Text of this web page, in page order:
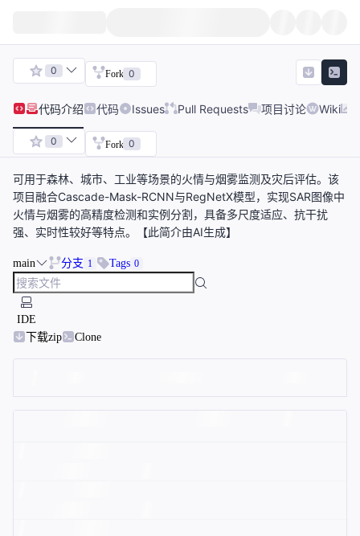
0 Fork 0
代码介绍 代码 Issues Pull Requests 项目讨论 Wiki
0 Fork 0
可用于森林、城市、工业等场景的火情与烟雾监测及灾后评估。该
项目融合Cascade-Mask-RCNN与RegNetX模型，实现SAR图像中
火情与烟雾的高精度检测和实例分割，具备多尺度适应、抗干扰
强、实时性较好等特点。【此简介由AI生成】
main 分支 1 Tags 0
IDE
下载zip
Clone